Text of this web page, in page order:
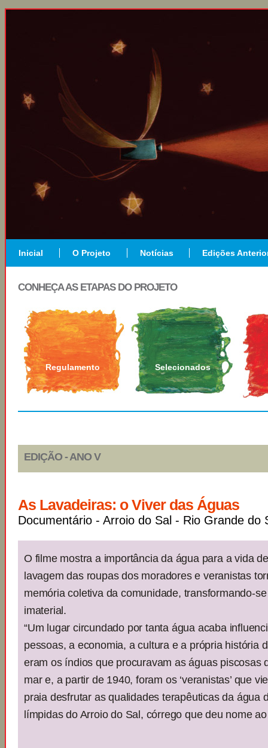
Inicial O Projeto Notícias Edições
CONHEÇA AS ETAPAS DO PROJETO
Regulamento Selecionados
EDIÇÃO - ANO V
As Lavadeiras: o Viver das Águas
Documentário - Arroio do Sal - Rio Grande do
O filme mostra a importância da água para a vida
lavagem das roupas dos moradores e veranistas
memória coletiva da comunidade, transformando-
imaterial.
“Um lugar circundado por tanta água acaba
pessoas, a economia, a cultura e a própria história
eram os índios que procuravam as águas piscosas
mar e, a partir de 1940, foram os ‘veranistas’ que
praia desfrutar as qualidades terapêuticas da água
límpidas do Arroio do Sal, córrego que deu nome